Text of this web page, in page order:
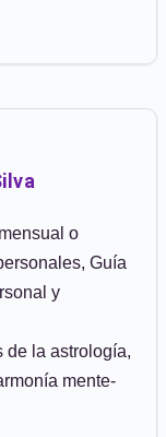
o
Guía
y
de la astrología,
mente-